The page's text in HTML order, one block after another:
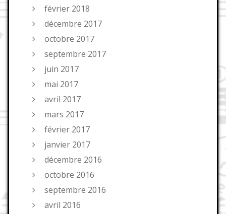
février 2018
décembre 2017
octobre 2017
septembre 2017
juin 2017
mai 2017
avril 2017
mars 2017
février 2017
janvier 2017
décembre 2016
octobre 2016
septembre 2016
avril 2016